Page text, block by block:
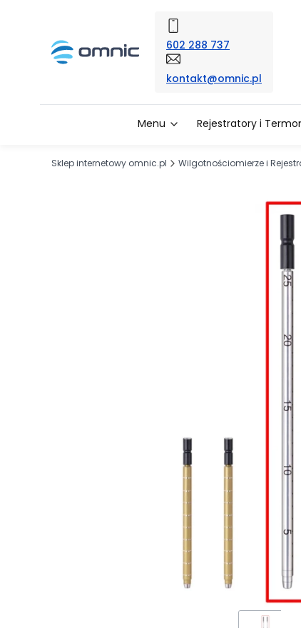
602 288 737
kontakt@omnic.pl
Menu Rejestratory i
Sklep internetowy omnic.pl Wilgotnościomierze i